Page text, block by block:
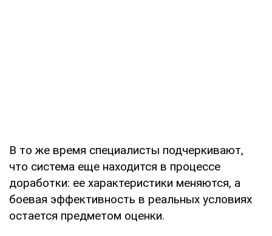
В то же время специалисты подчеркивают,
что система еще находится в процессе
доработки: ее характеристики меняются, а
боевая эффективность в реальных условиях
остается предметом оценки.